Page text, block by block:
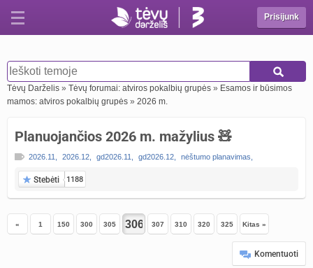
Prisijunk
Tėvų Darželis » Tėvų forumai: atviros pokalbių grupės » Esamos ir būsimos
mamos: atviros pokalbių grupės » 2026 m.
Planuojančios 2026 m. mažylius 🧸
2026.11 2026.12 gd2026.11 gd2026.12 nėštumo planavimas
Stebėti 1188
« 1 150 300 305 307 310 320 325 Kitas »
Komentuoti